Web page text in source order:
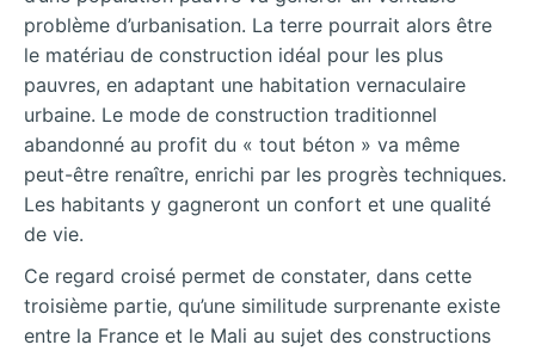
problème d’urbanisation. La terre pourrait alors être
le matériau de construction idéal pour les plus
pauvres, en adaptant une habitation vernaculaire
urbaine. Le mode de construction traditionnel
abandonné au profit du « tout béton » va même
peut-être renaître, enrichi par les progrès techniques.
Les habitants y gagneront un confort et une qualité
de vie.
Ce regard croisé permet de constater, dans cette
troisième partie, qu’une similitude surprenante existe
entre la France et le Mali au sujet des constructions